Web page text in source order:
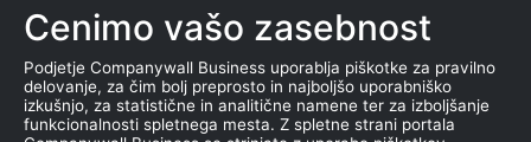
Bonitetna ocena
Bonitetno poročilo
Certifikat bonitetne odličnosti
Produkti
Cenimo vašo zasebnost
Podjetje Companywall Business uporablja piškotke za pravilno
delovanje, za čim bolj preprosto in najboljšo uporabniško
izkušnjo, za statistične in analitične namene ter za izboljšanje
funkcionalnosti spletnega mesta. Z spletne strani portala